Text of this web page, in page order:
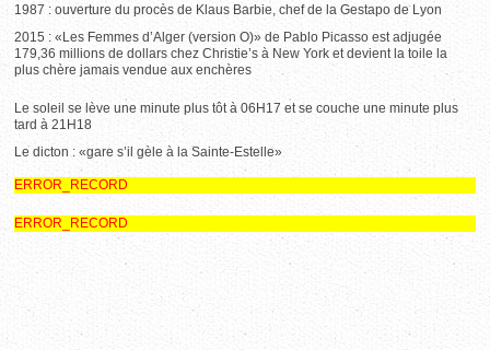
1987 : ouverture du procès de Klaus Barbie, chef de la Gestapo de Lyon
2015 : «Les Femmes d’Alger (version O)» de Pablo Picasso est adjugée
179,36 millions de dollars chez Christie’s à New York et devient la toile la
plus chère jamais vendue aux enchères
Le soleil se lève une minute plus tôt à 06H17 et se couche une minute plus
tard à 21H18
Le dicton : «gare s’il gèle à la Sainte-Estelle»
ERROR_RECORD
ERROR_RECORD